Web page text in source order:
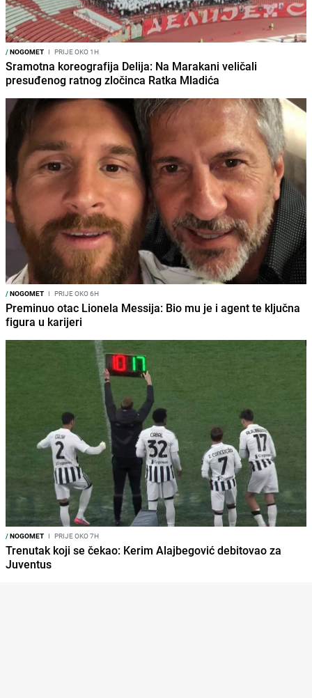
/NOGOMET I PRIJE OKO 1H
Sramotna koreografija Delija: Na Marakani veličali
presuđenog ratnog zločinca Ratka Mladića
/NOGOMET I PRIJE OKO 6H
Preminuo otac Lionela Messija: Bio mu je i agent te ključna
figura u karijeri
/NOGOMET I PRIJE OKO 7H
Trenutak koji se čekao: Kerim Alajbegović debitovao za
Juventus